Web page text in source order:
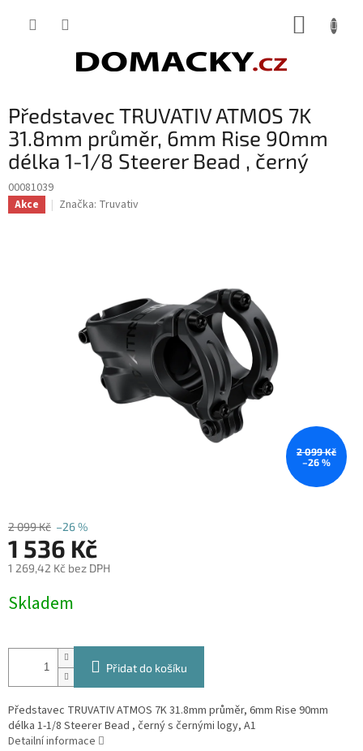
Představec TRUVATIV ATMOS 7K
31.8mm průměr, 6mm Rise 90mm
délka 1-1/8 Steerer Bead , černý
00081039
Akce Značka: Truvativ
2 099 Kč
–26 %
2 099 Kč –26 %
1 536 Kč
1 269,42 Kč bez DPH
cena:
Skladem
Přidat do košíku
Představec TRUVATIV ATMOS 7K 31.8mm průměr, 6mm Rise 90mm
délka 1-1/8 Steerer Bead , černý s černými logy, A1
Detailní informace